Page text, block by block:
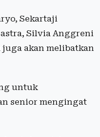
Sekartaji
Silvia Anggreni
akan melibatkan
untuk
senior mengingat